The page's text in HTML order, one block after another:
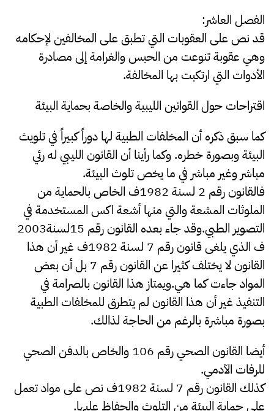
الفصل العاشر:
قد نص على العقوبات التي تطبق على المخالفين لإحكامه
وهي عقوبة تنوعت من الحبس والغرامة إلى مصادرة
الأدوات التي ارتكبت بها المخالفة.
اقتراحات حول القوانين الليبية والخاصة بحماية البيئة
كما سبق ذكره أن المخلفات الطبية لها دوراً كبيراً في تلويث
البيئة وبصورة خطره. وكما رأينا أن القانون الليبي له رئي
مباشر وغير مباشر في ما يخص تلوث البيئة.
فالقانون رقم 2 لسنة 1982ف الخاص بالحماية من
الملوثات المشعة والتي منها أشعة اكس المستخدمة في
التصوير الطبي.وقد جاء بعده القانون رقم 15لسنة2003
ف الذي يلغى قانون رقم 7 لسنة 1982ف غير أن هذا
القانون لا يختلف كثيرا عن القانون رقم 7 بل أن بعض
المواد جاءت كما هي.ويمتاز هذا القانون بالصرامة في
التنفيذ غير أن هذا القانون لم يتطرق للمخلفات الطبية
بصورة مباشرة بالرغم من الحاجة لذالك.
أيضا القانون الصحي رقم 106 والخاص بالدفن الصحي
للرفات الآدمي.
كذلك القانون رقم 7 لسنة 1982ف نص على مواد تعمل
على حماية البيئة من التلوث والحفاظ عليها.